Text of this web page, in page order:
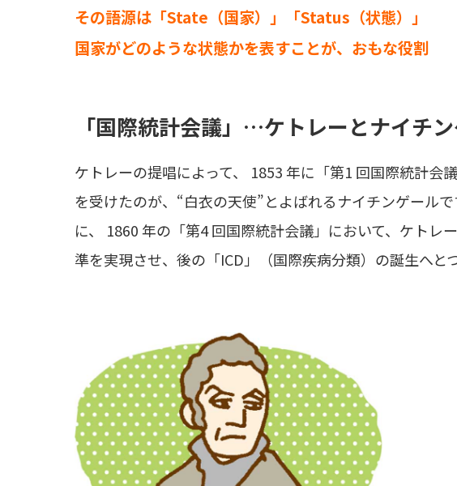
その語源は「State（国家）」「Status（状態）」
国家がどのような状態かを表すことが、おもな役割
「国際統計会議」…ケトレーとナイチ
ケトレーの提唱によって、 1853 年に「第1 回国際統計会
を受けたのが、“白衣の天使”とよばれるナイチンゲール
に、 1860 年の「第4 回国際統計会議」において、ケトレ
準を実現させ、後の「ICD」（国際疾病分類）の誕生へと